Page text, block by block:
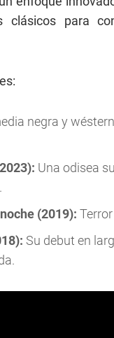
para
negra y
Una odisea
(2019):
Su debut en